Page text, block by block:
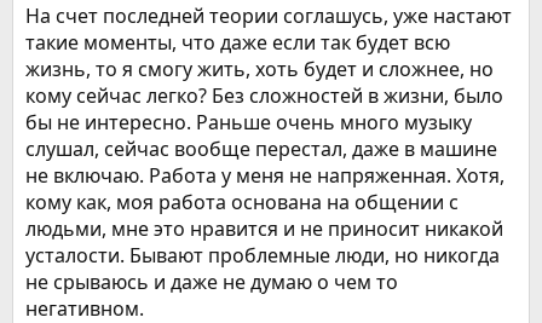
На счет последней теории соглашусь, уже настают
такие моменты, что даже если так будет всю
жизнь, то я смогу жить, хоть будет и сложнее, но
кому сейчас легко? Без сложностей в жизни, было
бы не интересно. Раньше очень много музыку
слушал, сейчас вообще перестал, даже в машине
не включаю. Работа у меня не напряженная. Хотя,
кому как, моя работа основана на общении с
людьми, мне это нравится и не приносит никакой
усталости. Бывают проблемные люди, но никогда
не срываюсь и даже не думаю о чем то
негативном.